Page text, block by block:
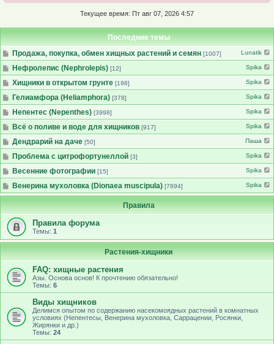
Текущее время: Пт авг 07, 2026 4:57
Последние темы
Продажа, покупка, обмен хищных растений и семян[1007] Lunatik
Нефролепис (Nephrolepis)[12] Spika
Хищники в открытом грунте[198] Spika
Гелиамфора (Heliamphora)[378] Spika
Непентес (Nepenthes)[3998] Spika
Всё о поливе и воде для хищников[917] Spika
Дендрарий на даче[50] Паша
Проблема с цитрофортунеллой[3] Spika
Весенние фотографии[15] Spika
Венерина мухоловка (Dionaea muscipula)[7894] Spika
Правила
Правила форума
Темы: 1
Растения-хищники
FAQ: хищные растения
Азы. Основа основ! К прочтению обязательно!
Темы: 6
Виды хищников
Делимся опытом по содержанию насекомоядных растений в комнатных
условиях (Непентесы, Венерина мухоловка, Саррацении, Росянки,
Жирянки и др.)
Темы: 24